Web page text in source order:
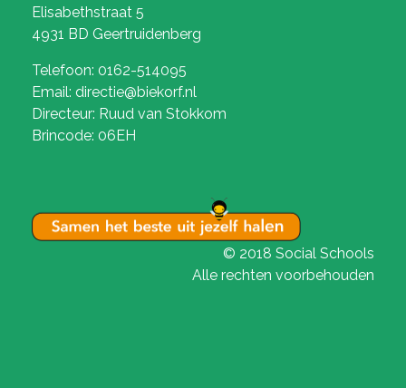
Elisabethstraat 5
4931 BD Geertruidenberg
Telefoon: 0162-514095
Email: directie@biekorf.nl
Directeur: Ruud van Stokkom
Brincode: 06EH
© 2018 Social Schools
Alle rechten voorbehouden